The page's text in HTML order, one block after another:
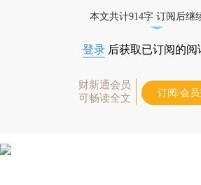
本文共计914字 订阅后继
登录 后获取已订阅的阅
财新通会员
可畅读全文
订阅/会员